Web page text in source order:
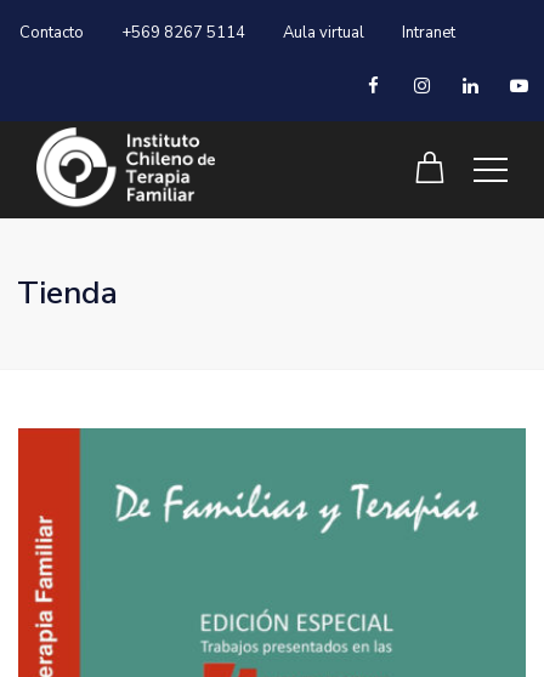
Contacto +569 8267 5114 Aula virtual Intranet
Tienda